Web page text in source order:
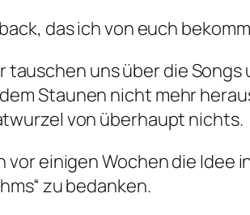
das ich von euch
uns über die
Staunen nicht mehr
von überhaupt nichts.
einigen Wochen die Idee
zu bedanken.